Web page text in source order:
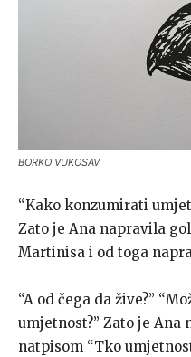
BORKO VUKOSAV
“Kako konzumirati
Zato je Ana napravila
Martinisa i od toga
“A od čega da žive?”
umjetnost?” Zato je
natpisom “Tko